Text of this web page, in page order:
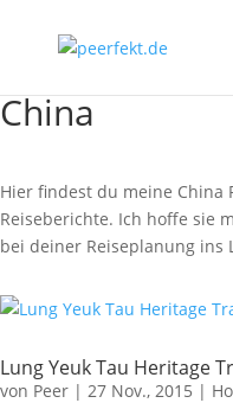
China
Hier findest du meine China
Reiseberichte. Ich hoffe sie
bei deiner Reiseplanung ins
Lung Yeuk Tau Heritage
von Peer | 27 Nov., 2015 |